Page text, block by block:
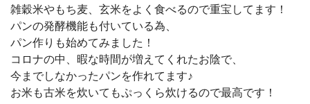
雑穀米やもち麦、玄米をよく食べるので重宝してます！
パンの発酵機能も付いている為、
パン作りも始めてみました！
コロナの中、暇な時間が増えてくれたお陰で、
今までしなかったパンを作れてます♪
お米も古米を炊いてもぷっくら炊けるので最高です！